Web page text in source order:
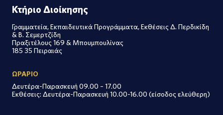
Κτήριο Διοίκησης
Γραμματεία, Εκπαιδευτικά Προγράμματα, Εκθέσεις Δ. Περδικίδη
& Β. Σεμερτζίδη
Πραξιτέλους 169 & Μπουμπουλίνας
185 35 Πειραιάς
ΩΡΑΡΙΟ
Δευτέρα-Παρασκευή 09.00 – 17.00
Εκθέσεις: Δευτέρα-Παρασκευή 10.00-16.00 (είσοδος ελεύθερη)